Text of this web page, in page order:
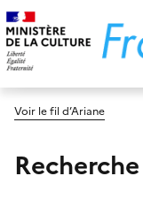
Voir le fil d’Ariane
Recherche